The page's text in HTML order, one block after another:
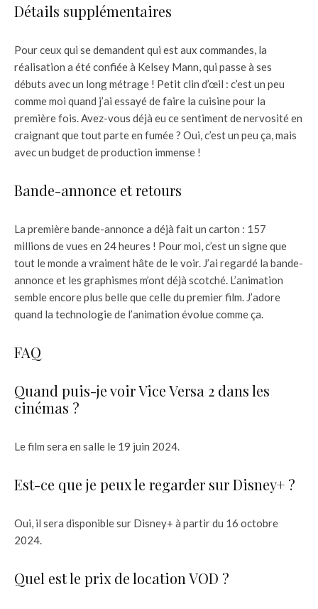
Détails supplémentaires
Pour ceux qui se demandent qui est aux commandes, la
réalisation a été confiée à Kelsey Mann, qui passe à ses
débuts avec un long métrage ! Petit clin d’œil : c’est un peu
comme moi quand j’ai essayé de faire la cuisine pour la
première fois. Avez-vous déjà eu ce sentiment de nervosité en
craignant que tout parte en fumée ? Oui, c’est un peu ça, mais
avec un budget de production immense !
Bande-annonce et retours
La première bande-annonce a déjà fait un carton : 157
millions de vues en 24 heures ! Pour moi, c’est un signe que
tout le monde a vraiment hâte de le voir. J’ai regardé la bande-
annonce et les graphismes m’ont déjà scotché. L’animation
semble encore plus belle que celle du premier film. J’adore
quand la technologie de l’animation évolue comme ça.
FAQ
Quand puis-je voir Vice Versa 2 dans les
cinémas ?
Le film sera en salle le 19 juin 2024.
Est-ce que je peux le regarder sur Disney+ ?
Oui, il sera disponible sur Disney+ à partir du 16 octobre
2024.
Quel est le prix de location VOD ?